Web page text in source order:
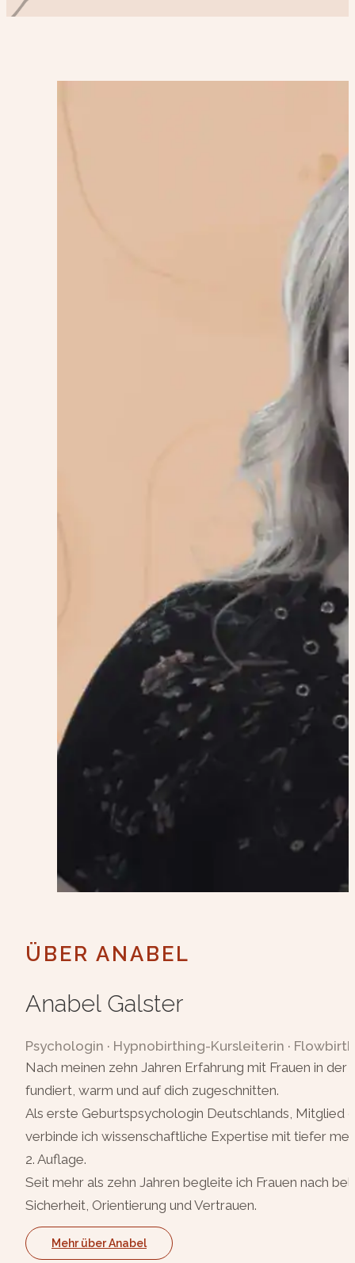
ÜBER ANABEL
Anabel Galster
Psychologin · Hypnobirthing-Kursleiterin ·
Nach meinen zehn Jahren Erfahrung mit Frauen in
fundiert, warm und auf dich zugeschnitten.
Als erste Geburtspsychologin Deutschlands, Mitglied
verbinde ich wissenschaftliche Expertise mit tiefer
2. Auflage.
Seit mehr als zehn Jahren begleite ich Frauen nach
Sicherheit, Orientierung und Vertrauen.
Mehr über Anabel